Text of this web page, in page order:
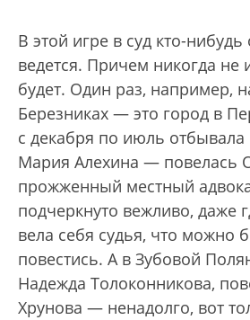
В этой игре в суд кто-нибудь
ведется. Причем никогда не
будет. Один раз, например,
Березниках — это город в
с декабря по июль отбывала
Мария Алехина — повелась
прожженный местный
подчеркнуто вежливо, даже
вела себя судья, что можно
повестись. А в Зубовой
Надежда Толоконникова,
Хрунова — ненадолго, вот